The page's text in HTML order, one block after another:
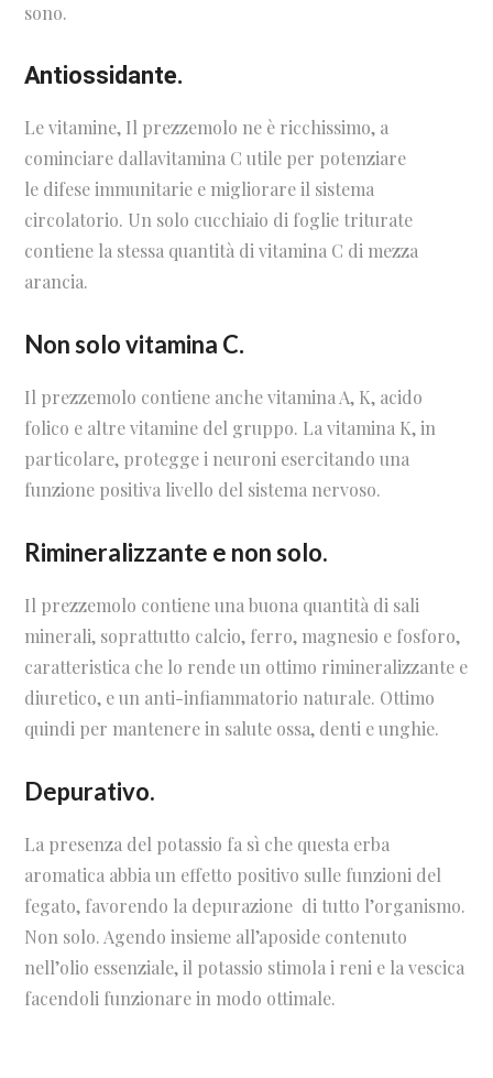
sono.
Antiossidante.
Le vitamine, Il prezzemolo ne è ricchissimo, a
cominciare dallavitamina C utile per potenziare
le difese immunitarie e migliorare il sistema
circolatorio. Un solo cucchiaio di foglie triturate
contiene la stessa quantità di vitamina C di mezza
arancia.
Non solo vitamina C.
Il prezzemolo contiene anche vitamina A, K, acido
folico e altre vitamine del gruppo. La vitamina K, in
particolare, protegge i neuroni esercitando una
funzione positiva livello del sistema nervoso.
Rimineralizzante e non solo.
Il prezzemolo contiene una buona quantità di sali
minerali, soprattutto calcio, ferro, magnesio e fosforo,
caratteristica che lo rende un ottimo rimineralizzante e
diuretico, e un anti-infiammatorio naturale. Ottimo
quindi per mantenere in salute ossa, denti e unghie.
Depurativo.
La presenza del potassio fa sì che questa erba
aromatica abbia un effetto positivo sulle funzioni del
fegato, favorendo la depurazione di tutto l’organismo.
Non solo. Agendo insieme all’aposide contenuto
nell’olio essenziale, il potassio stimola i reni e la vescica
facendoli funzionare in modo ottimale.